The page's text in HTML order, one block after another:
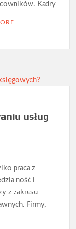
Kadry
usług
praca z
i
z zakresu
Firmy,